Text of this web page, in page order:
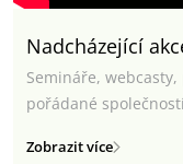
Nadcházející
Semináře,
pořádané
Zobrazit více